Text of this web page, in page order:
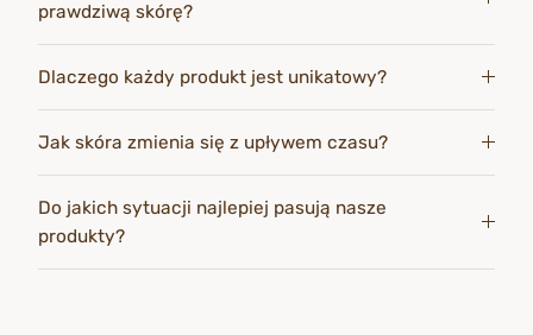
prawdziwą skórę?
Dlaczego każdy produkt jest unikatowy?
Jak skóra zmienia się z upływem czasu?
Do jakich sytuacji najlepiej pasują nasze
produkty?